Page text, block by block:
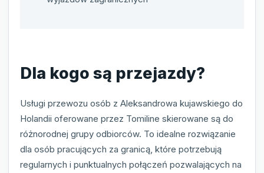
Dla kogo są przejazdy?
Usługi przewozu osób z Aleksandrowa kujawskiego do
Holandii oferowane przez Tomiline skierowane są do
różnorodnej grupy odbiorców. To idealne rozwiązanie
dla osób pracujących za granicą, które potrzebują
regularnych i punktualnych połączeń pozwalających na